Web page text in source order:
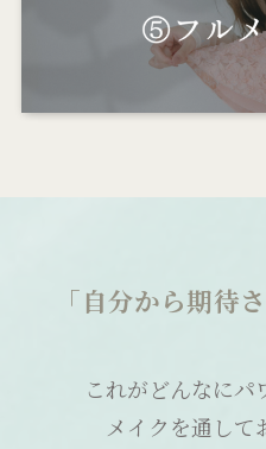
「自分から期待
これがどんなにパ
メイクを通して